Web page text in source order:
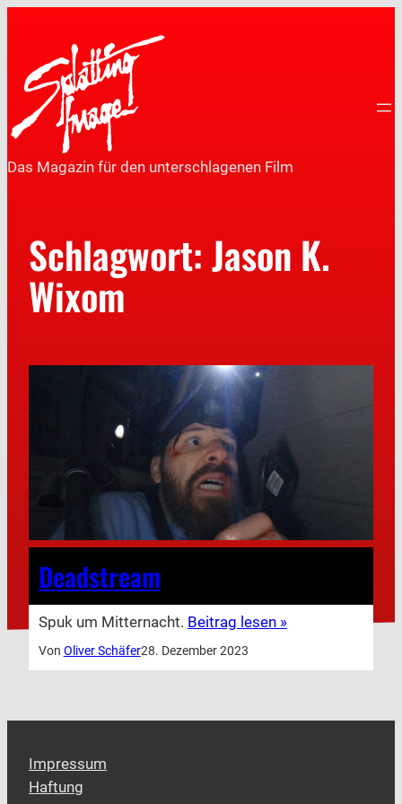
Das Magazin für den unterschlagenen Film
Schlagwort:Jason K.
Wixom
Deadstream
Spuk um Mitternacht. Beitrag lesen »
Von Oliver Schäfer28. Dezember 2023
Impressum
Haftung